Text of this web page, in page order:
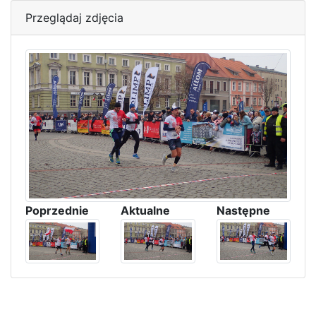
Przeglądaj zdjęcia
Poprzednie Aktualne Następne